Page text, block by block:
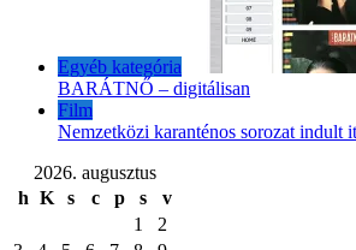
Egyéb kategória
BARÁTNŐ – digitálisan
Film
Nemzetközi karanténos sorozat indult
2026. augusztus
h K s c p s
v
1
2